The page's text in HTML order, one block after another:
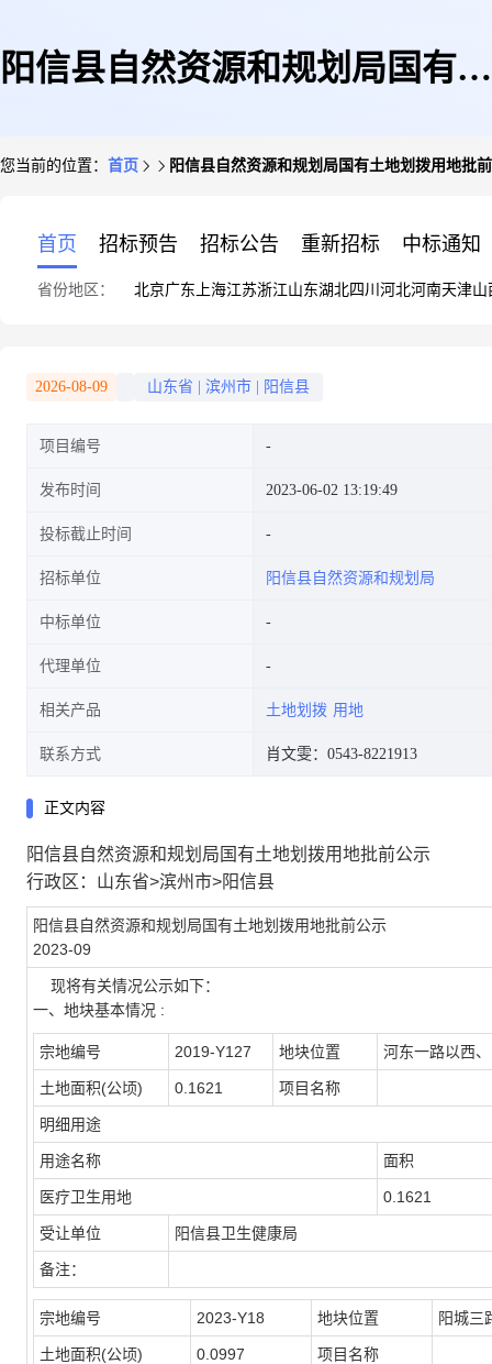
阳信县自然资源和规划局国有土
您当前的位置： 首页 阳信县自然资源和规划局国有土地划拨用地批
首页 招标预告 招标公告 重新招标 中标通知
省份地区： 北京广东 上海江苏浙江山东湖北四川 河北河南天津山
2026-08-09 山东省 滨州市 阳信县
项目编号
发布时间 2023-06-02 13:19:49
投标截止时间
招标单位 阳信县自然资源和规划局
中标单位
代理单位
相关产品 土地划拨 用地
联系方式 肖文雯：0543-8221913
正文内容
阳信县自然资源和规划局国有土地划拨用地批前公示
行政区：山东省>滨州市>阳信县
阳信县自然资源和规划局国有土地划拨用地批前公示
2023-09
现将有关情况公示如下：
一、地块基本情况 :
宗地编号 2019-Y127 地块位置 河东一路以西
土地面积(公顷) 0.1621 项目名称
明细用途
用途名称 面积
医疗卫生用地 0.1621
受让单位 阳信县卫生健康局
备注：
宗地编号 2023-Y18 地块位置 阳城三
土地面积(公顷) 0.0997 项目名称